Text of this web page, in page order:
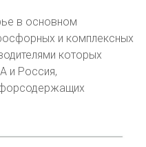
в основном
и комплексных
которых
и Россия,